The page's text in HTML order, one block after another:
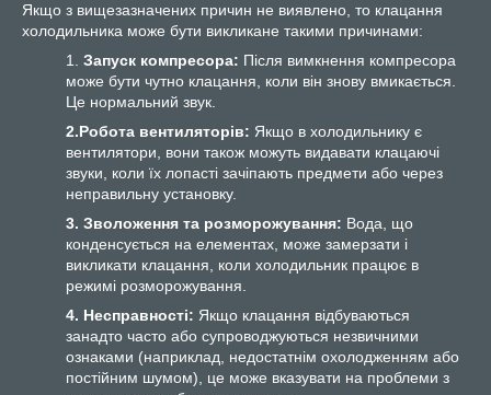
Якщо з вищезазначених причин не виявлено, то клацання
холодильника може бути викликане такими причинами:
1. Запуск компресора: Після вимкнення компресора
може бути чутно клацання, коли він знову вмикається.
Це нормальний звук.
2.Робота вентиляторів: Якщо в холодильнику є
вентилятори, вони також можуть видавати клацаючі
звуки, коли їх лопасті зачіпають предмети або через
неправильну установку.
3. Зволоження та розморожування: Вода, що
конденсується на елементах, може замерзати і
викликати клацання, коли холодильник працює в
режимі розморожування.
4. Несправності: Якщо клацання відбуваються
занадто часто або супроводжуються незвичними
ознаками (наприклад, недостатнім охолодженням або
постійним шумом), це може вказувати на проблеми з